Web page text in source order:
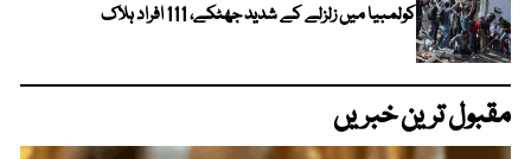
کولمبیا میں زلزلے کے شدید جھٹکے، 111 افراد ہلاک
مقبول ترین خبریں